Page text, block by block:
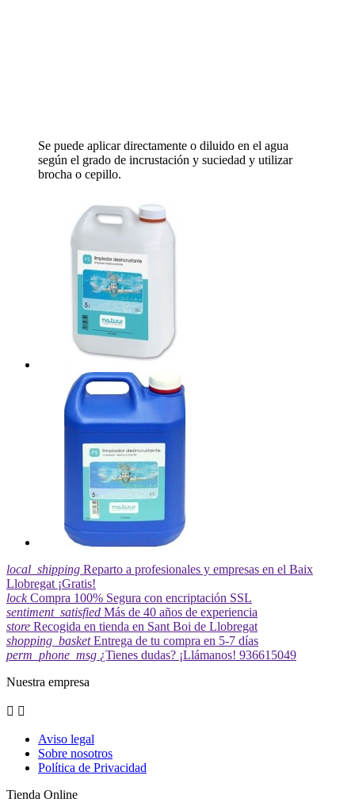
Se puede aplicar directamente o diluido en el agua
según el grado de incrustación y suciedad y utilizar
brocha o cepillo.
local_shipping Reparto a profesionales y empresas en el Baix
Llobregat ¡Gratis!
lock Compra 100% Segura con encriptación SSL
sentiment_satisfied Más de 40 años de experiencia
store Recogida en tienda en Sant Boi de Llobregat
shopping_basket Entrega de tu compra en 5-7 días
perm_phone_msg ¿Tienes dudas? ¡Llámanos! 936615049
Nuestra empresa
 
Aviso legal
Sobre nosotros
Política de Privacidad
Tienda Online